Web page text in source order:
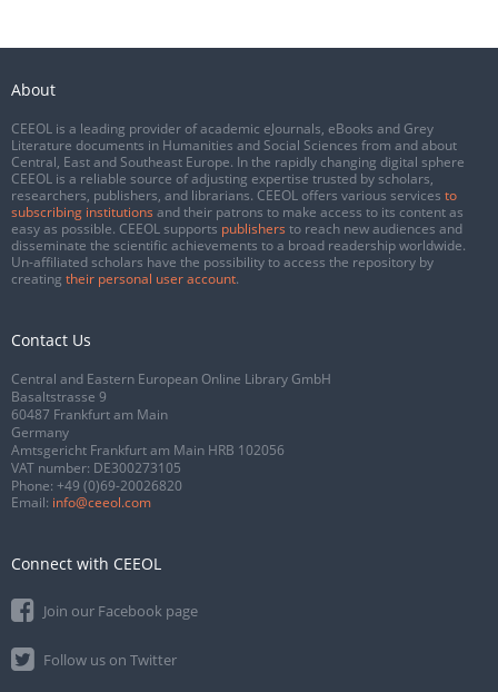
About
CEEOL is a leading provider of academic eJournals, eBooks and Grey
Literature documents in Humanities and Social Sciences from and about
Central, East and Southeast Europe. In the rapidly changing digital sphere
CEEOL is a reliable source of adjusting expertise trusted by scholars,
researchers, publishers, and librarians. CEEOL offers various services to
subscribing institutions and their patrons to make access to its content as
easy as possible. CEEOL supports publishers to reach new audiences and
disseminate the scientific achievements to a broad readership worldwide.
Un-affiliated scholars have the possibility to access the repository by
creating their personal user account.
Contact Us
Central and Eastern European Online Library GmbH
Basaltstrasse 9
60487 Frankfurt am Main
Germany
Amtsgericht Frankfurt am Main HRB 102056
VAT number: DE300273105
Phone: +49 (0)69-20026820
Email: info@ceeol.com
Connect with CEEOL
Join our Facebook page
Follow us on Twitter